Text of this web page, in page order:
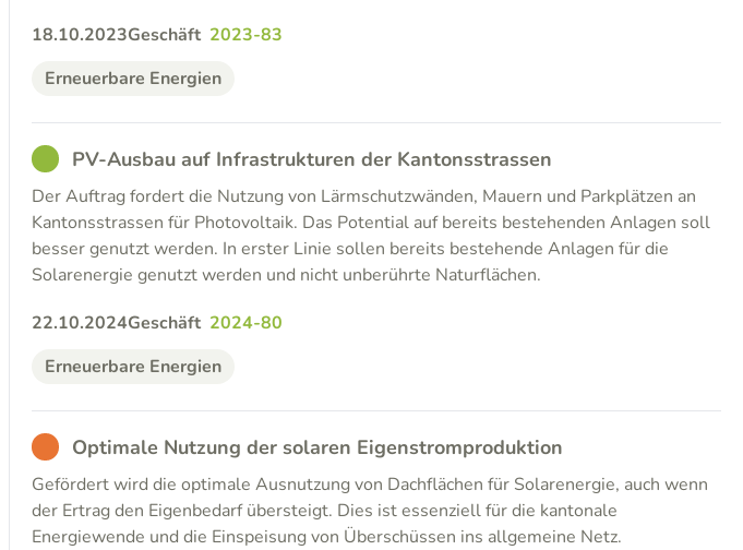
18.10.2023Geschäft 2023-83
Erneuerbare Energien
GOODPV-Ausbau auf Infrastrukturen der Kantonsstrassen
Der Auftrag fordert die Nutzung von Lärmschutzwänden, Mauern und Parkplätzen an
Kantonsstrassen für Photovoltaik. Das Potential auf bereits bestehenden Anlagen soll
besser genutzt werden. In erster Linie sollen bereits bestehende Anlagen für die
Solarenergie genutzt werden und nicht unberührte Naturflächen.
22.10.2024Geschäft 2024-80
Erneuerbare Energien
BAD Optimale Nutzung der solaren Eigenstromproduktion
Gefördert wird die optimale Ausnutzung von Dachflächen für Solarenergie, auch wenn
der Ertrag den Eigenbedarf übersteigt. Dies ist essenziell für die kantonale
Energiewende und die Einspeisung von Überschüssen ins allgemeine Netz.